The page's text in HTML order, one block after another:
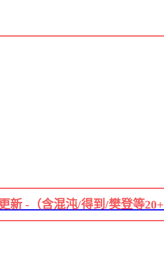
新 -（含混沌/得到/樊登等